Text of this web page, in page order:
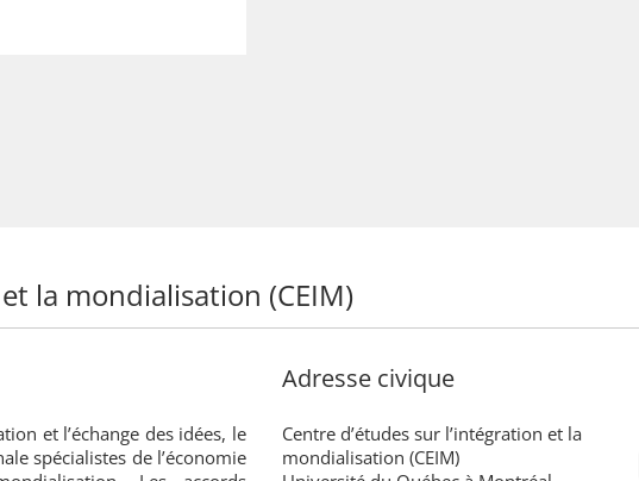
la mondialisation (CEIM)
et l’échange des idées, le
spécialistes de l’économie
Adresse civique
Centre d’études sur l’intégration et la
mondialisation (CEIM)